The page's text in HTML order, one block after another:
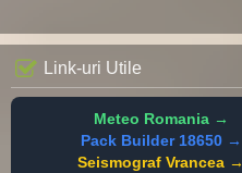
Link-uri Utile
Meteo Romania →
Pack Builder 18650 →
Seismograf Vrancea →